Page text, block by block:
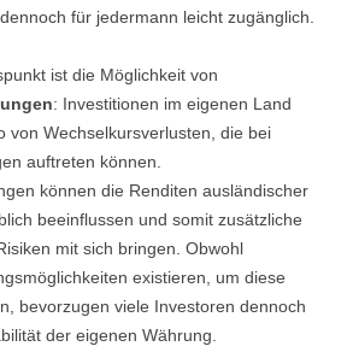
für jedermann leicht zugänglich.
ist die Möglichkeit von
: Investitionen im eigenen Land
von Wechselkursverlusten, die bei
auftreten können.
können die Renditen ausländischer
beeinflussen und somit zusätzliche
mit sich bringen. Obwohl
existieren, um diese
bevorzugen viele Investoren dennoch
der eigenen Währung.